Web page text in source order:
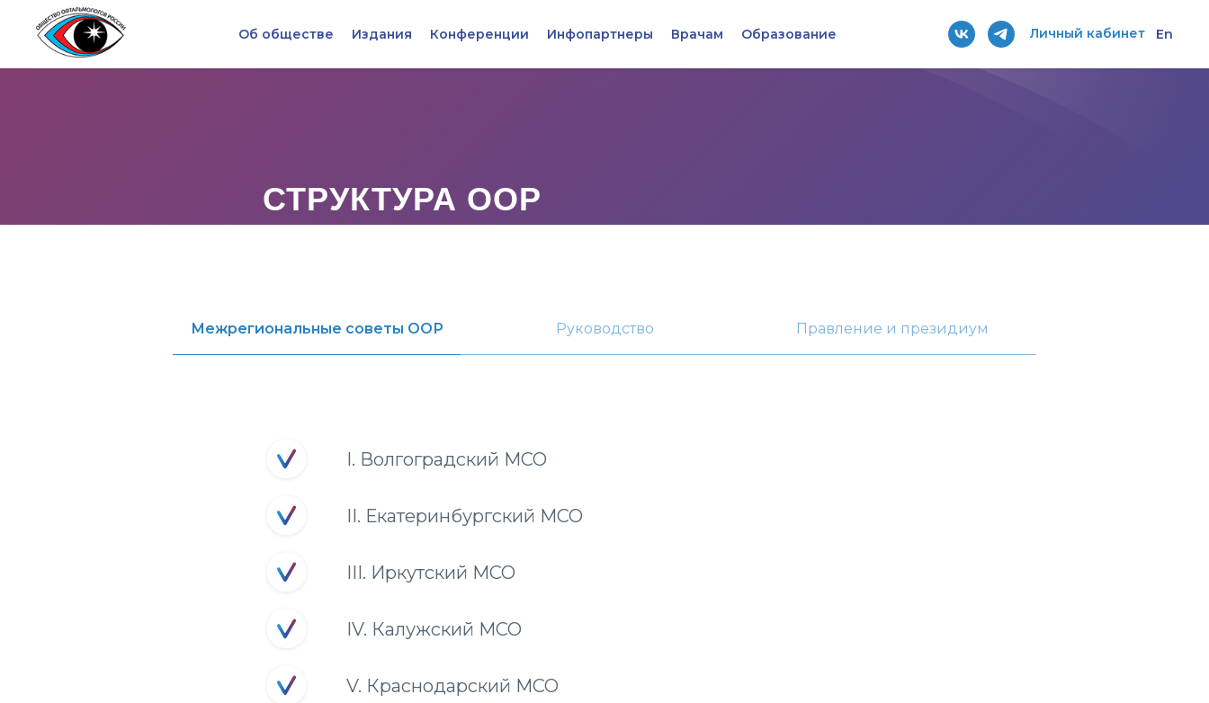
Об обществе Издания Конференции Инфопартнеры Врачам Образование Личный кабинет En
СТРУКТУРА ООР
Межрегиональные советы ООР Руководство Правление и президиум
I. Волгоградский МСО
II. Екатеринбургский МСО
III. Иркутский МСО
IV. Калужский МСО
V. Краснодарский МСО